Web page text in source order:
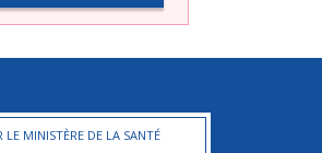
LE MINISTÈRE DE LA SANTÉ